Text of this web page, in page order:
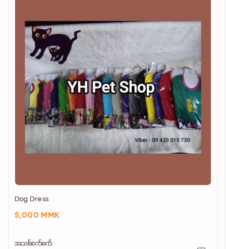
Dog Dress
5,000 MMK
အသစ်စက်စက်